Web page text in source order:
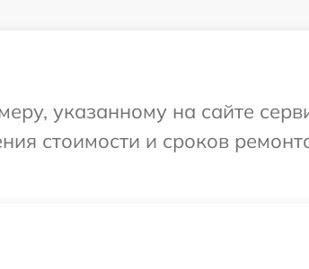
указанному на сайте
стоимости и сроков